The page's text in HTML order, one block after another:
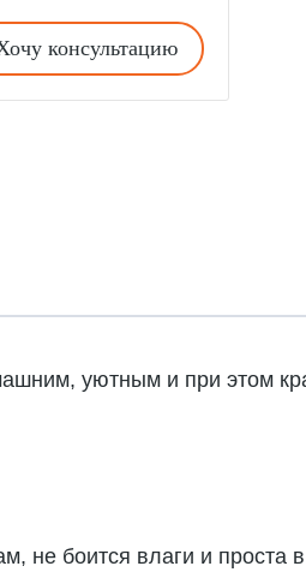
консультацию
уютным и при этом
не боится влаги и проста